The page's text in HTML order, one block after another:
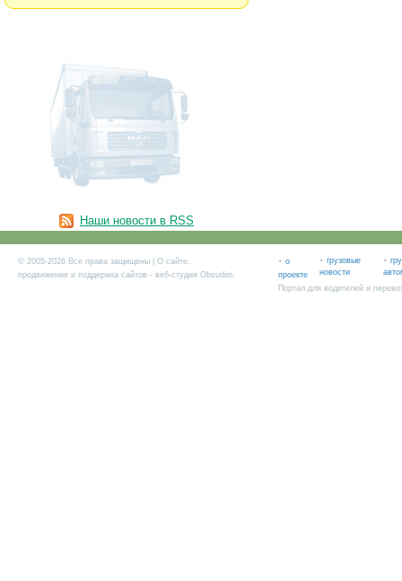
Наши новости в RSS
© 2005-2026 Все права защищены | О сайте.
продвижение и поддержка сайтов - веб-студия Obsudim.
· о
проекте
· грузовые
новости
·
Портал для водителей и